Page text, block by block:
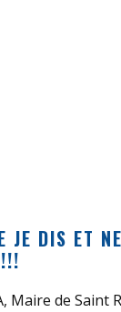
JE DIS ET
Maire de